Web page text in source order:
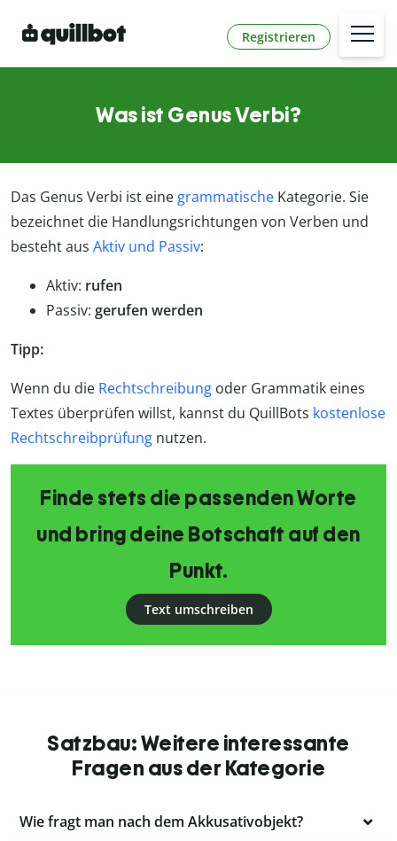
Registrieren
Was ist Genus Verbi?
Das Genus Verbi ist eine grammatische Kategorie. Sie
bezeichnet die Handlungsrichtungen von Verben und
besteht aus Aktiv und Passiv:
Aktiv: rufen
Passiv: gerufen werden
Tipp:
Wenn du die Rechtschreibung oder Grammatik eines
Textes überprüfen willst, kannst du QuillBots kostenlose
Rechtschreibprüfung nutzen.
Finde stets die passenden Worte
und bring deine Botschaft auf den
Punkt.
Text umschreiben
Satzbau: Weitere interessante
Fragen aus der Kategorie
Wie fragt man nach dem Akkusativobjekt?